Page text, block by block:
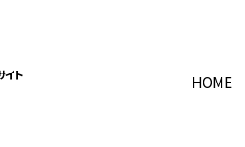
イト HOME